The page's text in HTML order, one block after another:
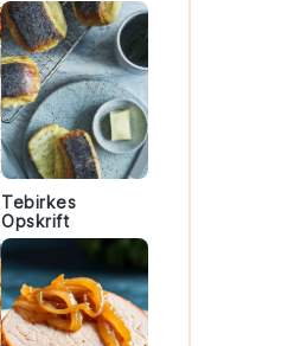
Tebirkes
Opskrift